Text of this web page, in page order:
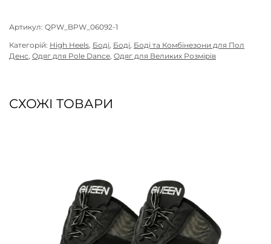
Артикул: QPW_BPW_06092-1
Категорій: High Heels, Боді, Боді, Боді та Комбінезони для Пол
Денс, Одяг для Pole Dance, Одяг для Великих Розмірів
СХОЖІ ТОВАРИ